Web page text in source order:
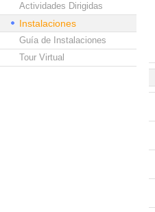
Actividades Dirigidas
Instalaciones
Guía de Instalaciones
Tour Virtual